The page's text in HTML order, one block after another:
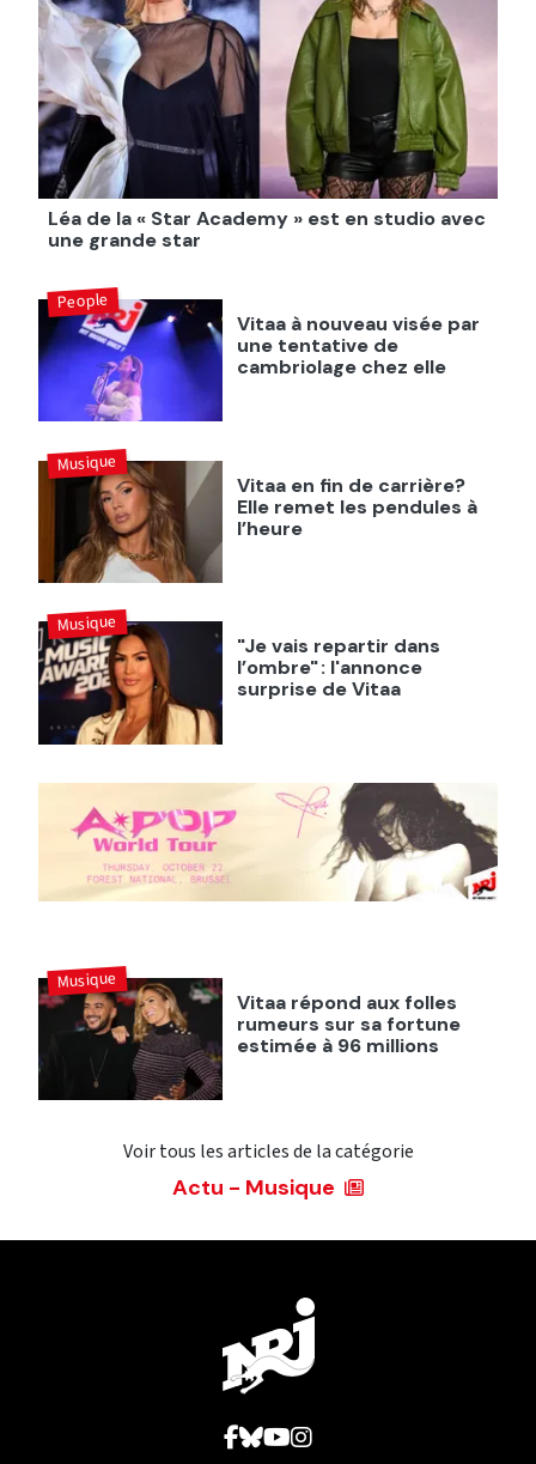
Léa de la « Star Academy » est en studio avec
une grande star
Vitaa à nouveau visée par
une tentative de
cambriolage chez elle
People
Vitaa en fin de carrière?
Elle remet les pendules à
l’heure
Musique
"Je vais repartir dans
l’ombre" : l'annonce
surprise de Vitaa
Musique
Vitaa répond aux folles
rumeurs sur sa fortune
estimée à 96 millions
Musique
Voir tous les articles de la catégorie
Actu - Musique